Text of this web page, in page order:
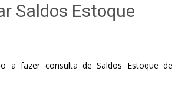
Saldos Estoque
a fazer consulta de Saldos Estoque de